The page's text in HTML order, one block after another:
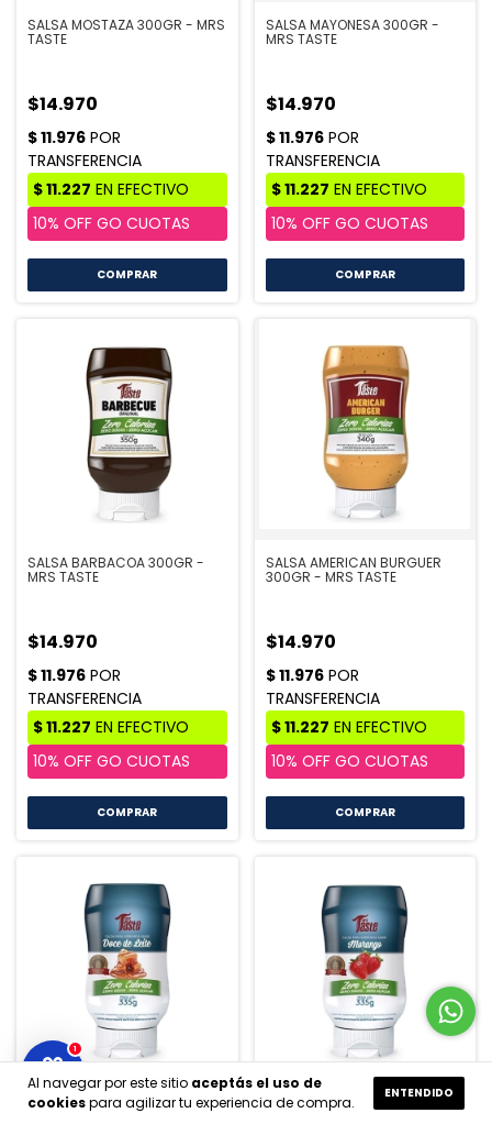
Al navegar por este sitio aceptás el uso de
cookiespara agilizar tu experiencia de compra.
ENTENDIDO
SALSA MOSTAZA 300GR - MRS
TASTE
$14.970
COMPRAR
SALSA MAYONESA 300GR -
MRS TASTE
$14.970
COMPRAR
SALSA BARBACOA 300GR -
MRS TASTE
$14.970
COMPRAR
SALSA AMERICAN BURGUER
300GR - MRS TASTE
$14.970
COMPRAR
SALSA DULCE DE LECHE SALSA FRUTILLA
1